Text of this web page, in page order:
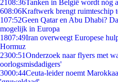
2108:36Tanken in België wordt nóg
608:06Kraftwerk brengt ruimteschip
107:52Geen Qatar en Abu Dhabi?
mogelijk in Europa
1807:49Iran overweegt Europese
Hormuz
2300:51Onderzoek naar flyers met
oorlogsmisdadigers'
3000:44Ceuta-leider noemt